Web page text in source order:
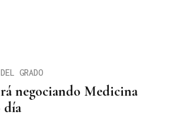
negociando Medicina
día
GRADO